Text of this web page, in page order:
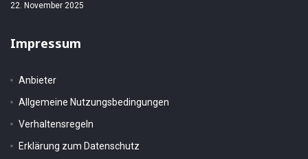
22. November 2025
Impressum
Anbieter
Allgemeine Nutzungsbedingungen
Verhaltensregeln
Erklärung zum Datenschutz